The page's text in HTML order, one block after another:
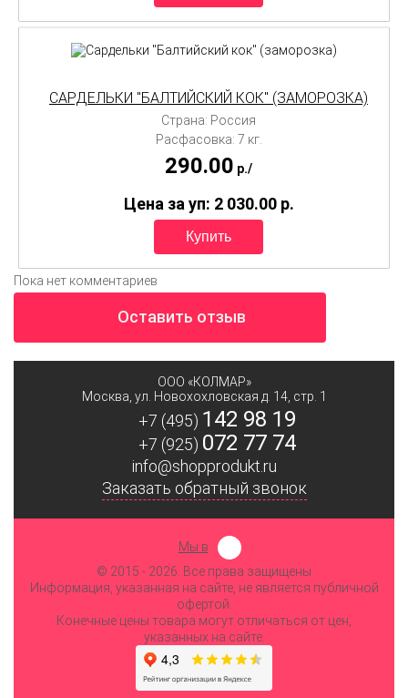
САРДЕЛЬКИ "БАЛТИЙСКИЙ КОК" (ЗАМОРОЗКА)
Страна: Россия
Расфасовка: 7 кг.
290.00 p./
Цена за уп: 2 030.00 p.
Пока нет комментариев
Оставить отзыв
ООО «КОЛМАР»
Москва, ул. Новохохловская д. 14, стр. 1
+7 (495) 142 98 19
+7 (925) 072 77 74
info@shopprodukt.ru
Заказать обратный звонок
Мы в
© 2015 - 2026. Все права защищены
Информация, указанная на сайте, не является публичной
офертой.
Конечные цены товара могут отличаться от цен,
указанных на сайте.